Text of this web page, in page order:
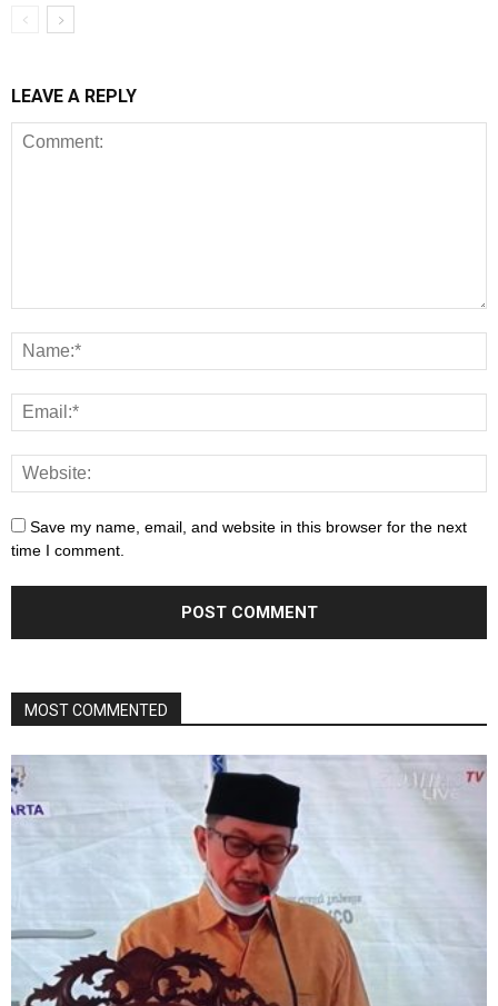
LEAVE A REPLY
Save my name, email, and website in this browser for the next
time I comment.
MOST COMMENTED